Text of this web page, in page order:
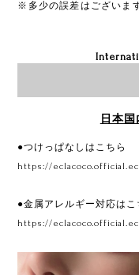
※多少の誤差はございま
日本
●つけっぱなしはこちら
https://
●金属アレルギー対応はこ
https://